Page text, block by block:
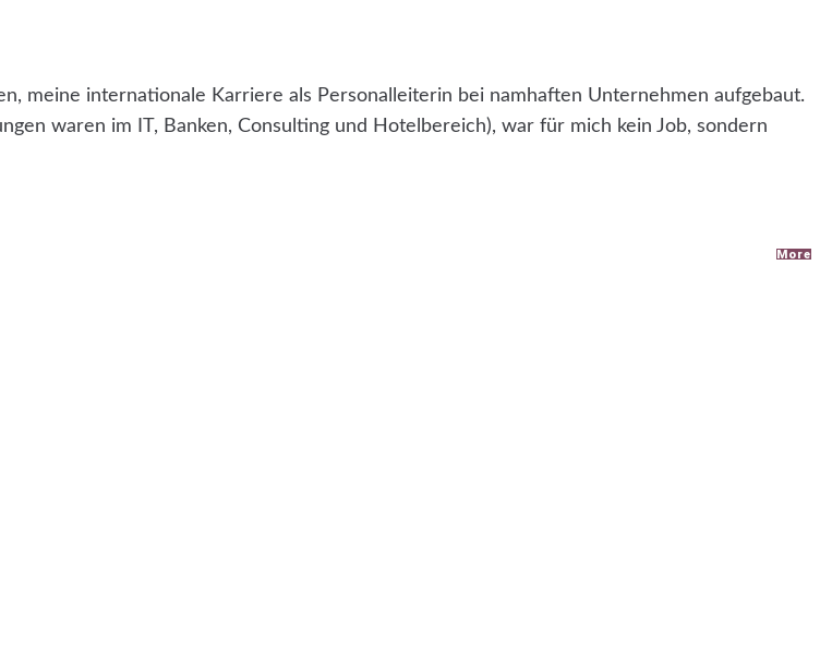
meine internationale Karriere als Personalleiterin bei namhaften Unternehmen aufgebaut.
waren im IT, Banken, Consulting und Hotelbereich), war für mich kein Job, sondern
More